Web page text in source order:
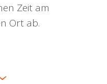
Zeit am
Ort ab.